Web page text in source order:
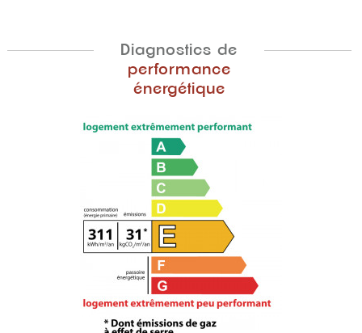
Diagnostics de
performance
énergétique